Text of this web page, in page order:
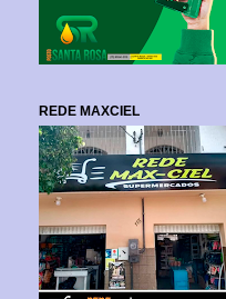
REDE MAXCIEL